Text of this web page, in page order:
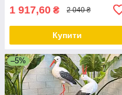
1 917,60 ₴ 2 040 ₴
Купити
–5%